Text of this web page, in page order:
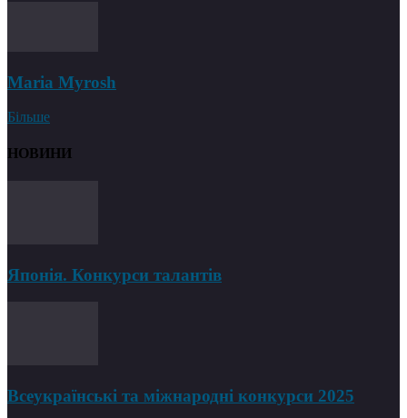
Maria Myrosh
Більше
НОВИНИ
Японія. Конкурси талантів
Всеукраїнські та міжнародні конкурси 2025